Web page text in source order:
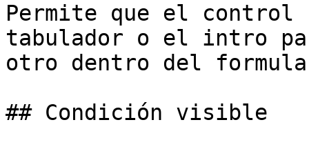
Permite que el control
tabulador o el intro
otro dentro del
## Condición visible